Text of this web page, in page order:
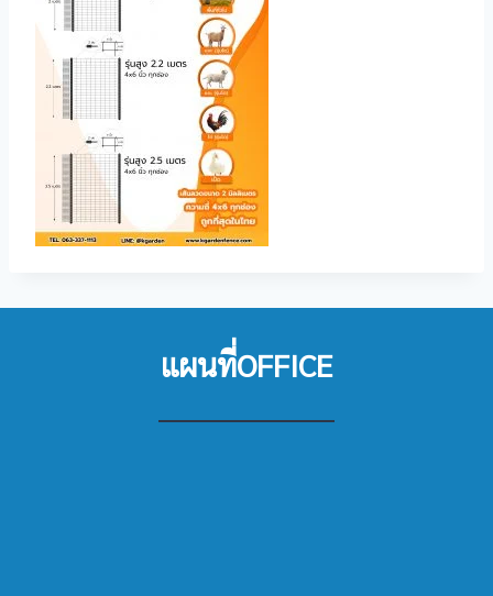
แผนที่OFFICE